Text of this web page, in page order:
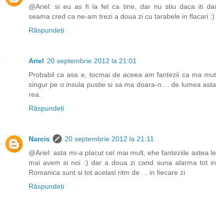
@Ariel: si eu as fi la fel ca tine, dar nu stiu daca iti dai
seama cred ca ne-am trezi a doua zi cu tarabele in flacari :)
Răspundeți
Ariel 20 septembrie 2012 la 21:01
Probabil ca asa e, tocmai de aceea am fantezii ca ma mut
singur pe o insula pustie si sa ma doara-n.... de lumea asta
rea.
Răspundeți
Narcis
20 septembrie 2012 la 21:11
@Ariel: asta mi-a placut cel mai mult, ehe fanteziile astea le
mai avem si noi :) dar a doua zi cand suna alarma tot in
Romanica sunt si tot acelasi ritm de ... in fiecare zi
Răspundeți